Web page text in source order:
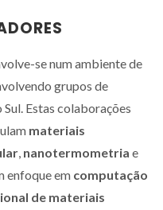
se num ambiente de
grupos de
Estas colaborações
materiais
, nanotermometria e
enfoque em computação
de materiais